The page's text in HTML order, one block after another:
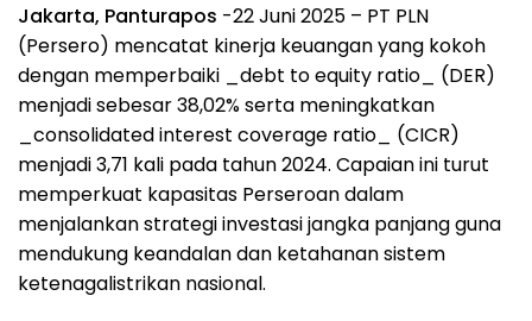
Jakarta, Panturapos -22 Juni 2025 – PT PLN
(Persero) mencatat kinerja keuangan yang kokoh
dengan memperbaiki _debt to equity ratio_ (DER)
menjadi sebesar 38,02% serta meningkatkan
_consolidated interest coverage ratio_ (CICR)
menjadi 3,71 kali pada tahun 2024. Capaian ini turut
memperkuat kapasitas Perseroan dalam
menjalankan strategi investasi jangka panjang guna
mendukung keandalan dan ketahanan sistem
ketenagalistrikan nasional.